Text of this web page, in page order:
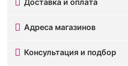
Адреса магазинов
Консультация и подбор